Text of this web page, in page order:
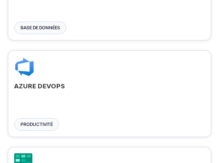
BASE DE DONNÉES
AZURE DEVOPS
PRODUCTIVITÉ